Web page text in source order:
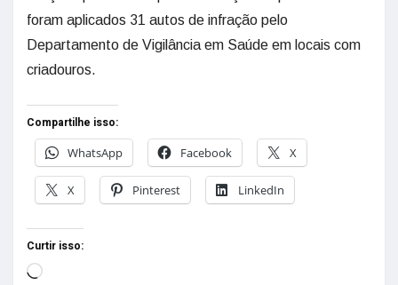
foram aplicados 31 autos de infração pelo
Departamento de Vigilância em Saúde em locais com
criadouros.
Compartilhe isso:
WhatsApp
Facebook X
X Pinterest LinkedIn
Curtir isso: